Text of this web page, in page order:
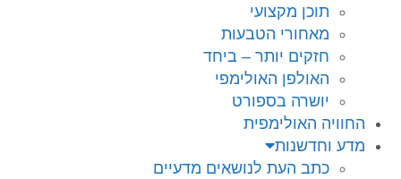
תוכן מקצועי
מאחורי הטבעות
חזקים יותר – ביחד
האולפן האולימפי
יושרה בספורט
החוויה האולימפית
מדע וחדשנות
כתב העת לנושאים מדעיים